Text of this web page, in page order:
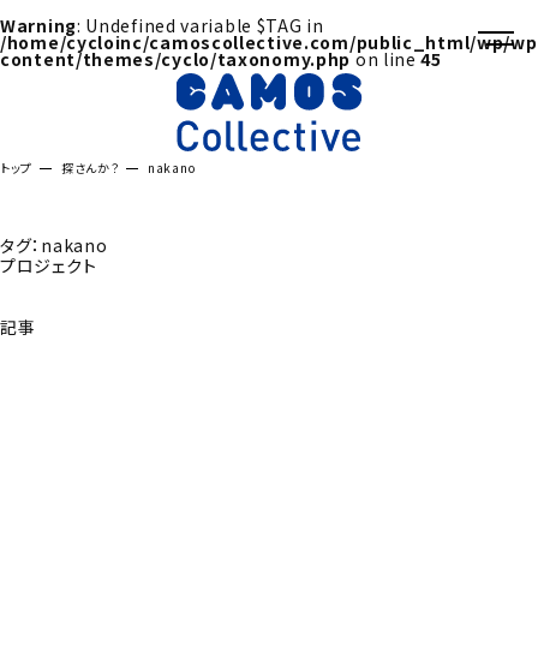
Warning: Undefined variable $TAG in
/home/cycloinc/camoscollective.com/public_html/wp/
content/themes/cyclo/taxonomy.phpon line45
トップ 探さんか？ nakano
タグ：nakano
プロジェクト
記事